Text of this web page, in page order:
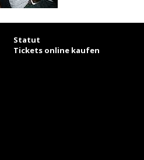
Statut
Tickets online kaufen